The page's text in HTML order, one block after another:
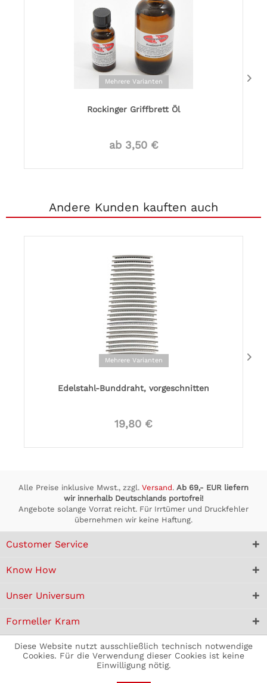
Mehrere Varianten
Rockinger Griffbrett Öl
ab 3,50 €
Andere Kunden kauften auch
Mehrere Varianten
Edelstahl-Bunddraht, vorgeschnitten
19,80 €
Alle Preise inklusive Mwst., zzgl. Versand. Ab 69,- EUR liefern
wir innerhalb Deutschlands portofrei!
Angebote solange Vorrat reicht. Für Irrtümer und Druckfehler
übernehmen wir keine Haftung.
Customer Service
Know How
Unser Universum
Formeller Kram
Diese Website nutzt ausschließlich technisch notwendige
Cookies. Für die Verwendung dieser Cookies ist keine
Einwilligung nötig.